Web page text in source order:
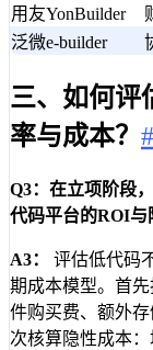
用友YonBuilder
泛微e-builder
三、如何评
率与成本？ #
Q3：在立项阶段
代码平台的ROI与
A3：
评估低代码
期成本模型。首
件购买费、额外
次核算隐性成本